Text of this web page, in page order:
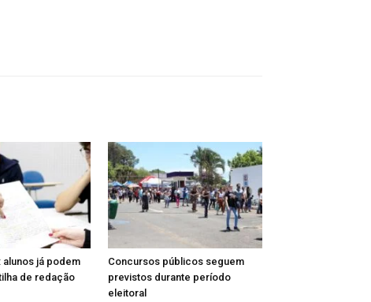
alunos já podem
de redação
Concursos públicos seguem
previstos durante período
eleitoral